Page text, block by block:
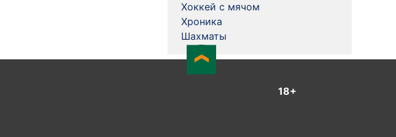
Хоккей с мячом
Хроника
Шахматы
18+